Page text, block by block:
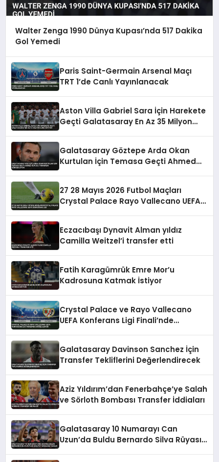
Walter Zenga 1990 Dünya Kupası’nda 517 Dakika
Gol Yemedi
Paris Saint-Germain Arsenal Maçı
TRT 1’de Canlı Yayınlanacak
Aston Villa Gabriel Sara İçin Harekete
Geçti Galatasaray En Az 35 Milyon
Galatasaray Göztepe Arda Okan
Kurtulan İçin Temasa Geçti Ahmed
27 28 Mayıs 2026 Futbol Maçları
Crystal Palace Rayo Vallecano UEFA
Eczacıbaşı Dynavit Alman yıldız
Camilla Weitzel’i transfer etti
Fatih Karagümrük Emre Mor’u
Kadrosuna Katmak İstiyor
Crystal Palace ve Rayo Vallecano
UEFA Konferans Ligi Finali’nde
Galatasaray Davinson Sanchez İçin
Transfer Tekliflerini Değerlendirecek
Aziz Yıldırım’dan Fenerbahçe’ye Salah
ve Sörloth Bombası Transfer İddiaları
Galatasaray 10 Numarayı Can
Uzun’da Buldu Bernardo Silva Rüyası